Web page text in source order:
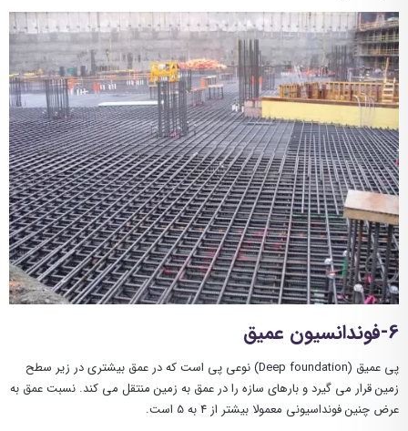
6-فوندانسیون عمیق
پی عمیق (Deep foundation) نوعی پی است که در عمق بیشتری در زیر سطح
زمین قرار می گیرد و بارهای سازه را در عمق به زمین منتقل می کند. نسبت عمق به
عرض چنین فونداسیونی معمولا بیشتر از 4 به 5 است.